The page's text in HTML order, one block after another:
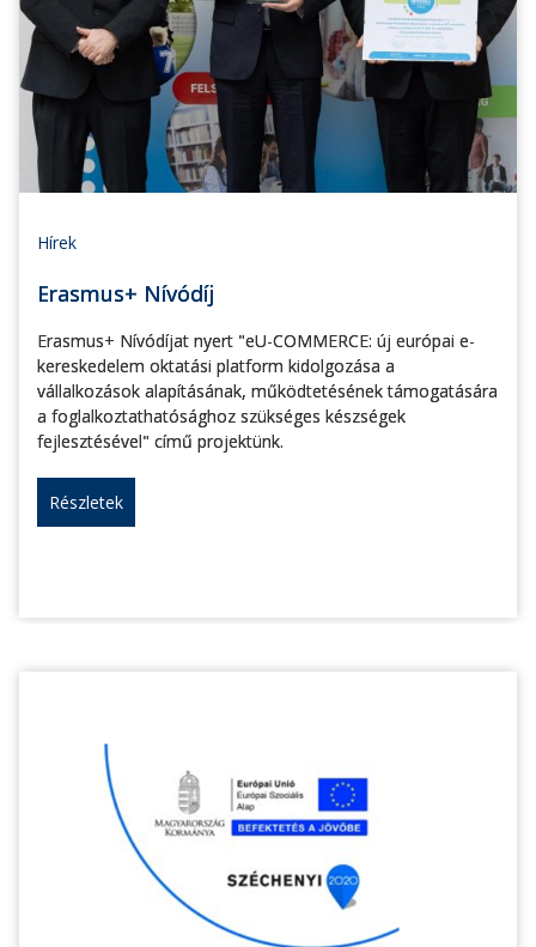
Hírek
Erasmus+ Nívódíj
Erasmus+ Nívódíjat nyert "eU-COMMERCE: új európai e-
kereskedelem oktatási platform kidolgozása a
vállalkozások alapításának, működtetésének támogatására
a foglalkoztathatósághoz szükséges készségek
fejlesztésével" című projektünk.
Részletek